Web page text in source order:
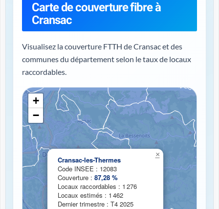
Carte de couverture fibre à
Cransac
Visualisez la couverture FTTH de Cransac et des
communes du département selon le taux de locaux
raccordables.
Chargement de la carte de couverture fibre...
Cransac-les-Thermes
Code INSEE : 12083
Couverture : 87,28 %
Locaux raccordables : 1 276
Locaux estimés : 1 462
Dernier trimestre : T4 2025
×
+
−